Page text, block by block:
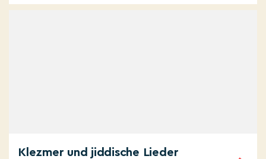
Klezmer und jiddische Lieder